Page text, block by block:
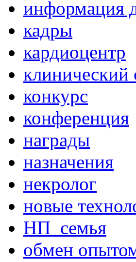
информация
кадры
кардиоцентр
клинический
конкурс
конференция
награды
назначения
некролог
новые
НП_семья
обмен